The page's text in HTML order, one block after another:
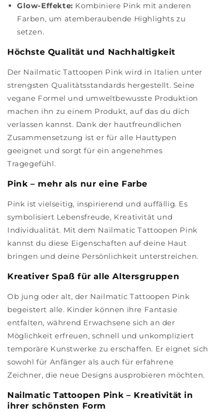
Glow-Effekte: Kombiniere Pink mit anderen
Farben, um atemberaubende Highlights zu
setzen.
Höchste Qualität und Nachhaltigkeit
Der Nailmatic Tattoopen Pink wird in Italien unter
strengsten Qualitätsstandards hergestellt. Seine
vegane Formel und umweltbewusste Produktion
machen ihn zu einem Produkt, auf das du dich
verlassen kannst. Dank der hautfreundlichen
Zusammensetzung ist er für alle Hauttypen
geeignet und sorgt für ein angenehmes
Tragegefühl.
Pink – mehr als nur eine Farbe
Pink ist vielseitig, inspirierend und auffällig. Es
symbolisiert Lebensfreude, Kreativität und
Individualität. Mit dem Nailmatic Tattoopen Pink
kannst du diese Eigenschaften auf deine Haut
bringen und deine Persönlichkeit unterstreichen.
Kreativer Spaß für alle Altersgruppen
Ob jung oder alt, der Nailmatic Tattoopen Pink
begeistert alle. Kinder können ihre Fantasie
entfalten, während Erwachsene sich an der
Möglichkeit erfreuen, schnell und unkompliziert
temporäre Kunstwerke zu erschaffen. Er eignet sich
sowohl für Anfänger als auch für erfahrene
Zeichner, die neue Designs ausprobieren möchten.
Nailmatic Tattoopen Pink – Kreativität in
ihrer schönsten Form